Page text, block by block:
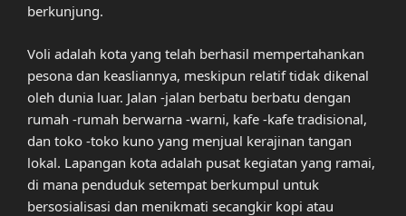
berkunjung.
Voli adalah kota yang telah berhasil mempertahankan
pesona dan keasliannya, meskipun relatif tidak dikenal
oleh dunia luar. Jalan -jalan berbatu berbatu dengan
rumah -rumah berwarna -warni, kafe -kafe tradisional,
dan toko -toko kuno yang menjual kerajinan tangan
lokal. Lapangan kota adalah pusat kegiatan yang ramai,
di mana penduduk setempat berkumpul untuk
bersosialisasi dan menikmati secangkir kopi atau